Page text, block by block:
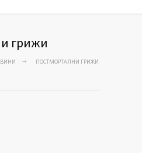
грижи
ПОСТМОРТАЛНИ ГРИЖИ